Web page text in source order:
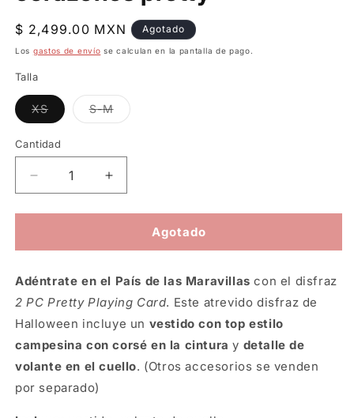
Precio
habitual
$ 2,499.00 MXN Agotado
Los gastos de envío se calculan en la pantalla de pago.
Talla
XSVariante
agotada
no
disponible
S-MVariante
agotada
Cantidad
Reducir
cantidad
para
de
de
corazones
Aumentar
cantidad
para
de
de
corazones
pretty
Agotado
Adéntrate en el País de las Maravillas con el disfraz
2 PC Pretty Playing Card. Este atrevido disfraz de
Halloween incluye un vestido con top estilo
campesina con corsé en la cintura y detalle de
volante en el cuello. (Otros accesorios se venden
por separado)